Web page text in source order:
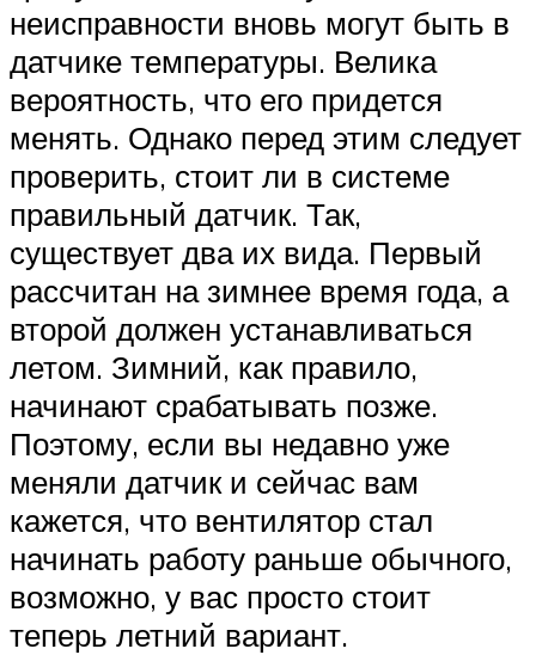
неисправности вновь могут быть в
датчике температуры. Велика
вероятность, что его придется
менять. Однако перед этим следует
проверить, стоит ли в системе
правильный датчик. Так,
существует два их вида. Первый
рассчитан на зимнее время года, а
второй должен устанавливаться
летом. Зимний, как правило,
начинают срабатывать позже.
Поэтому, если вы недавно уже
меняли датчик и сейчас вам
кажется, что вентилятор стал
начинать работу раньше обычного,
возможно, у вас просто стоит
теперь летний вариант.